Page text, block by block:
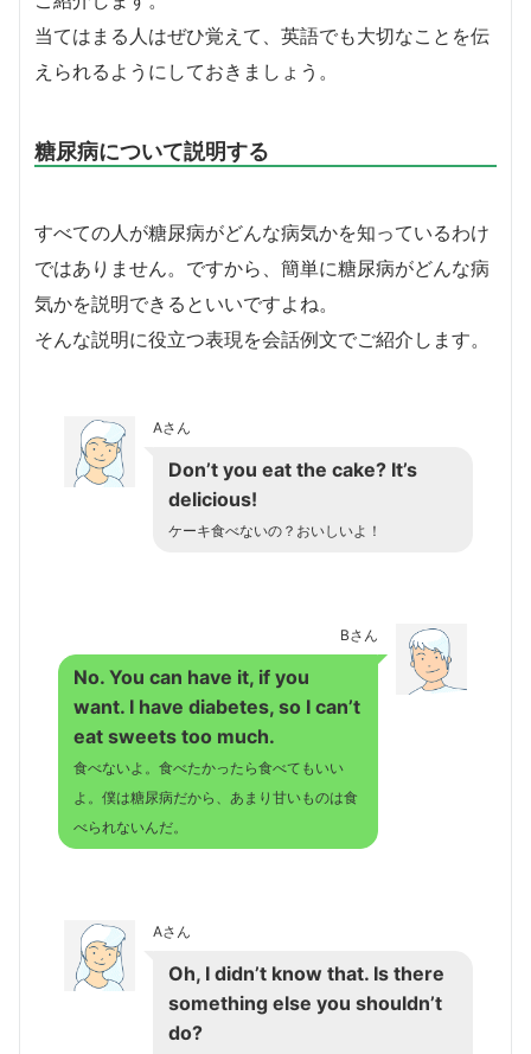
当てはまる人はぜひ覚えて、英語でも大切なことを伝
えられるようにしておきましょう。
糖尿病について説明する
すべての人が糖尿病がどんな病気かを知っているわけ
ではありません。ですから、簡単に糖尿病がどんな病
気かを説明できるといいですよね。
そんな説明に役立つ表現を会話例文でご紹介します。
Aさん
Don’t you eat the cake? It’s
delicious!
ケーキ食べないの？おいしいよ！
Bさん
No. You can have it, if you
want. I have diabetes, so I can’t
eat sweets too much.
食べないよ。食べたかったら食べてもいい
よ。僕は糖尿病だから、あまり甘いものは食
べられないんだ。
Aさん
Oh, I didn’t know that. Is there
something else you shouldn’t
do?